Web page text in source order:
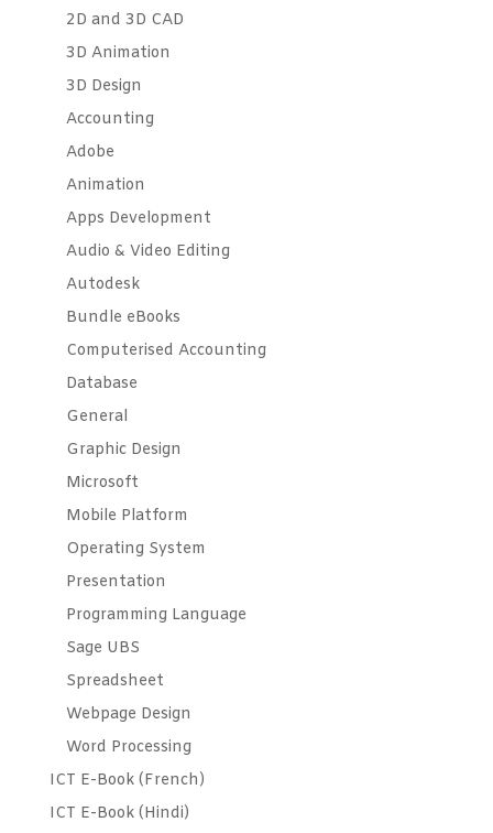
2D and 3D CAD
3D Animation
3D Design
Accounting
Adobe
Animation
Apps Development
Audio & Video Editing
Autodesk
Bundle eBooks
Computerised Accounting
Database
General
Graphic Design
Microsoft
Mobile Platform
Operating System
Presentation
Programming Language
Sage UBS
Spreadsheet
Webpage Design
Word Processing
ICT E-Book (French)
ICT E-Book (Hindi)